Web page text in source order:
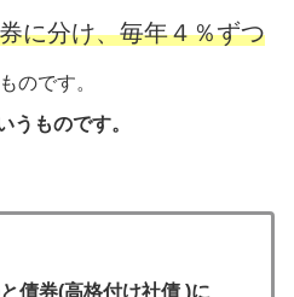
に分け、毎年４％ずつ
のです。
うものです。
債券(高格付け社債 )に